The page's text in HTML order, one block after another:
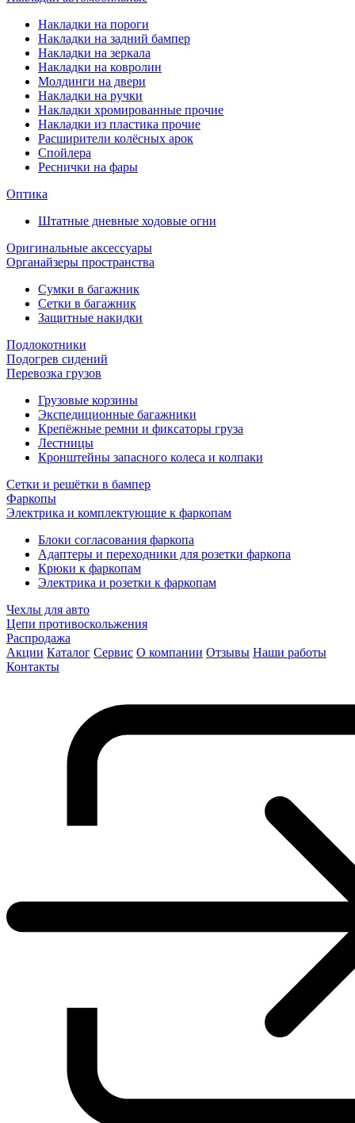
Накладки на пороги
Накладки на задний бампер
Накладки на зеркала
Накладки на ковролин
Молдинги на двери
Накладки на ручки
Накладки хромированные прочие
Накладки из пластика прочие
Расширители колёсных арок
Спойлера
Реснички на фары
Оптика
Штатные дневные ходовые огни
Оригинальные аксессуары
Органайзеры пространства
Сумки в багажник
Сетки в багажник
Защитные накидки
Подлокотники
Подогрев сидений
Перевозка грузов
Грузовые корзины
Экспедиционные багажники
Крепёжные ремни и фиксаторы груза
Лестницы
Кронштейны запасного колеса и колпаки
Сетки и решётки в бампер
Фаркопы
Электрика и комплектующие к фаркопам
Блоки согласования фаркопа
Адаптеры и переходники для розетки фаркопа
Крюки к фаркопам
Электрика и розетки к фаркопам
Чехлы для авто
Цепи противоскольжения
Распродажа
Акции Каталог Сервис О компании Отзывы Наши работы
Контакты